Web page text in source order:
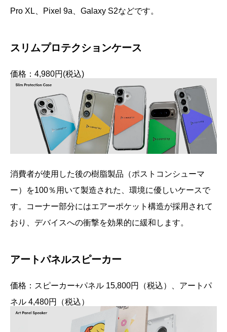
Pro XL、Pixel 9a、Galaxy S2などです。
スリムプロテクションケース
価格：4,980円(税込)
消費者が使用した後の樹脂製品（ポストコンシューマ
ー）を100％用いて製造された、環境に優しいケースで
す。コーナー部分にはエアーポケット構造が採用されて
おり、デバイスへの衝撃を効果的に緩和します。
アートパネルスピーカー
価格：スピーカー+パネル 15,800円（税込）、アートパ
ネル 4,480円（税込）